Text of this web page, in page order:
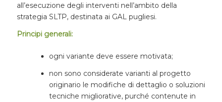
all’esecuzione degli interventi nell’ambito della
strategia SLTP, destinata ai GAL pugliesi.
Principi generali:
ogni variante deve essere motivata;
non sono considerate varianti al progetto
originario le modifiche di dettaglio o soluzioni
tecniche migliorative, purché contenute in